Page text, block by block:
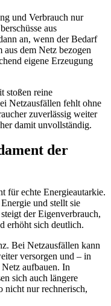
und Verbrauch nur
aus
an, wenn der Bedarf
aus dem Netz bezogen
eigene Erzeugung
stoßen reine
Netzausfällen fehlt ohne
zuverlässig weiter
damit unvollständig.
der
für echte Energieautarkie.
und stellt sie
der Eigenverbrauch,
erhöht sich deutlich.
Bei Netzausfällen kann
versorgen und – in
aufbauen. In
sich auch längere
nicht nur rechnerisch,